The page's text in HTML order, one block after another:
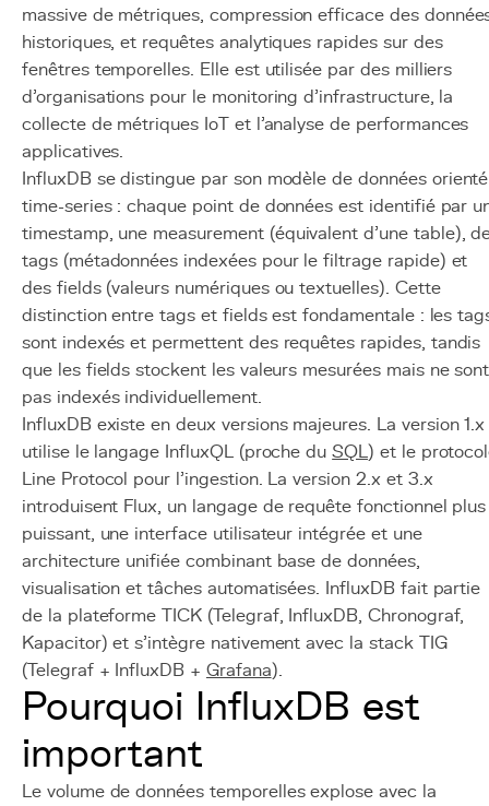
massive de métriques, compression efficace des
historiques, et requêtes analytiques rapides sur des
fenêtres temporelles. Elle est utilisée par des milliers
d'organisations pour le monitoring d'infrastructure, la
collecte de métriques IoT et l'analyse de performances
applicatives.
InfluxDB se distingue par son modèle de données orienté
time-series : chaque point de données est identifié par
timestamp, une measurement (équivalent d'une table),
tags (métadonnées indexées pour le filtrage rapide) et
des fields (valeurs numériques ou textuelles). Cette
distinction entre tags et fields est fondamentale : les
sont indexés et permettent des requêtes rapides, tandis
que les fields stockent les valeurs mesurées mais ne sont
pas indexés individuellement.
InfluxDB existe en deux versions majeures. La version 1.x
utilise le langage InfluxQL (proche duSQL) et le
Line Protocol pour l'ingestion. La version 2.x et 3.x
introduisent Flux, un langage de requête fonctionnel plus
puissant, une interface utilisateur intégrée et une
architecture unifiée combinant base de données,
visualisation et tâches automatisées. InfluxDB fait partie
de la plateforme TICK (Telegraf, InfluxDB, Chronograf,
Kapacitor) et s'intègre nativement avec la stack TIG
(Telegraf + InfluxDB + Grafana).
Pourquoi InfluxDB est
important
Le volume de données temporelles explose avec la